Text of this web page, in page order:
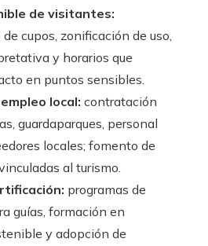
de visitantes:
cupos, zonificación de uso,
y horarios que
en puntos sensibles.
local: contratación
guardaparques, personal
locales; fomento de
al turismo.
programas de
guías, formación en
y adopción de